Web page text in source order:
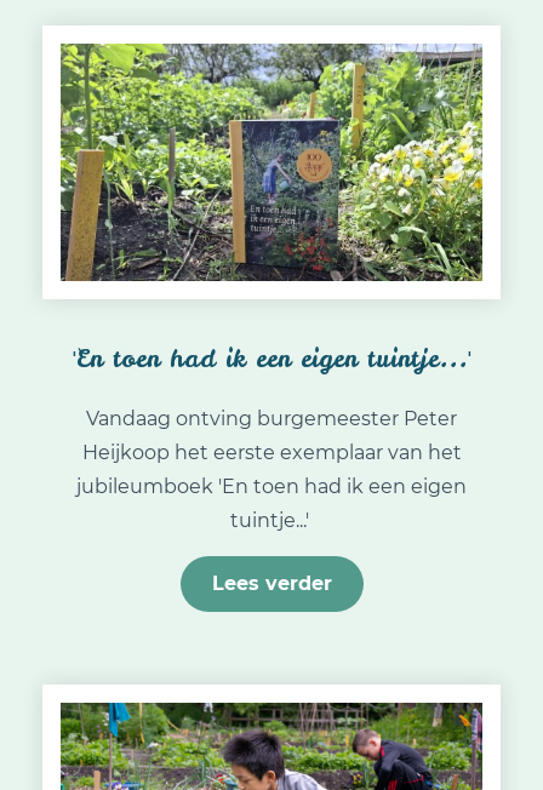
'En toen had ik een eigen tuintje...'
Vandaag ontving burgemeester Peter
Heijkoop het eerste exemplaar van het
jubileumboek 'En toen had ik een eigen
tuintje...'
Lees verder